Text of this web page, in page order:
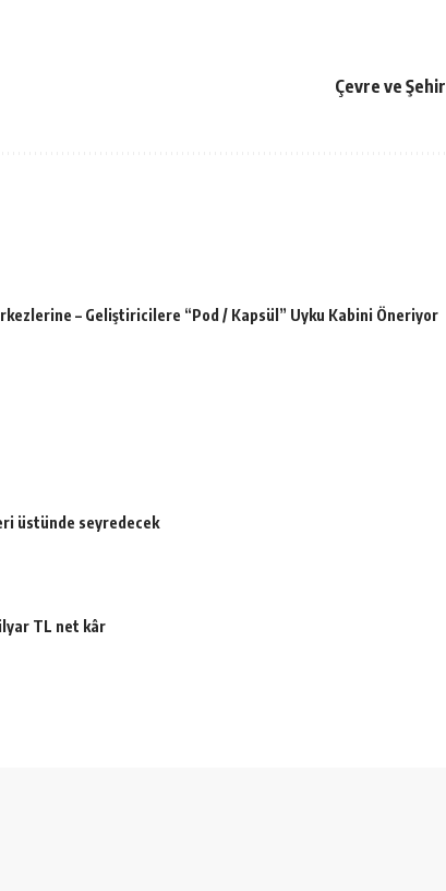
Çevre ve
– Geliştiricilere “Pod / Kapsül” Uyku Kabini Öneriyor
üstünde seyredecek
TL net kâr